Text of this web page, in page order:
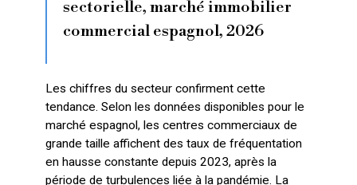
sectorielle, marché immobilier
commercial espagnol, 2026
Les chiffres du secteur confirment cette
tendance. Selon les données disponibles pour le
marché espagnol, les centres commerciaux de
grande taille affichent des taux de fréquentation
en hausse constante depuis 2023, après la
période de turbulences liée à la pandémie. La